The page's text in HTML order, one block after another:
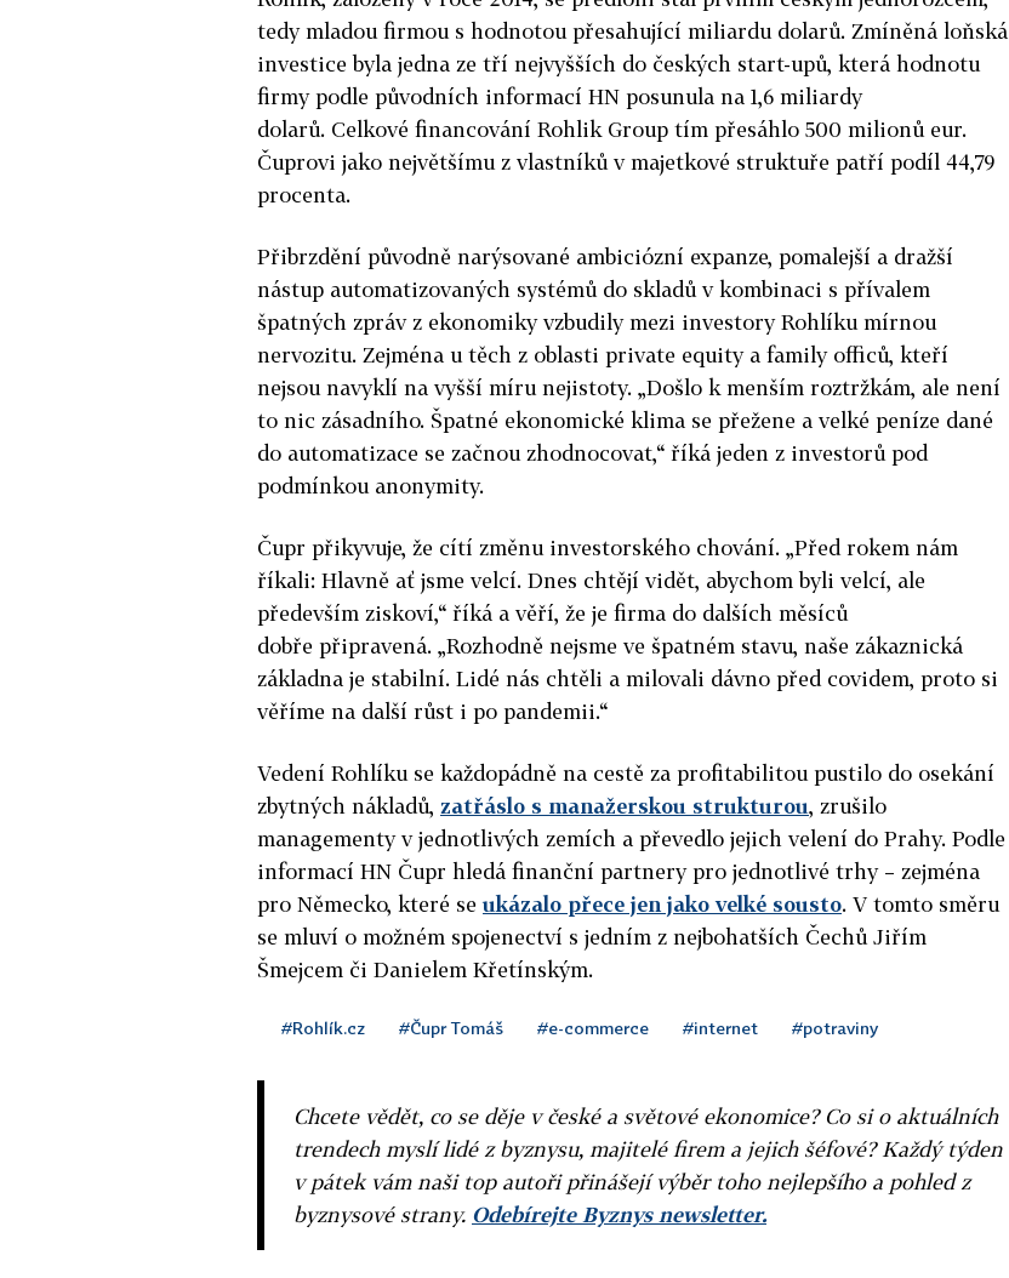
tedy mladou firmou s hodnotou přesahující miliardu dolarů. Zmíněná loňská
investice byla jedna ze tří nejvyšších do českých start-upů, která hodnotu
firmy podle původních informací HN posunula na 1,6 miliardy
dolarů. Celkové financování Rohlik Group tím přesáhlo 500 milionů eur.
Čuprovi jako největšímu z vlastníků v majetkové struktuře patří podíl 44,79
procenta.
Přibrzdění původně narýsované ambiciózní expanze, pomalejší a dražší
nástup automatizovaných systémů do skladů v kombinaci s přívalem
špatných zpráv z ekonomiky vzbudily mezi investory Rohlíku mírnou
nervozitu. Zejména u těch z oblasti private equity a family officů, kteří
nejsou navyklí na vyšší míru nejistoty. „Došlo k menším roztržkám, ale není
to nic zásadního. Špatné ekonomické klima se přežene a velké peníze dané
do automatizace se začnou zhodnocovat,“ říká jeden z investorů pod
podmínkou anonymity.
Čupr přikyvuje, že cítí změnu investorského chování. „Před rokem nám
říkali: Hlavně ať jsme velcí. Dnes chtějí vidět, abychom byli velcí, ale
především ziskoví,“ říká a věří, že je firma do dalších měsíců
dobře připravená. „Rozhodně nejsme ve špatném stavu, naše zákaznická
základna je stabilní. Lidé nás chtěli a milovali dávno před covidem, proto si
věříme na další růst i po pandemii.“
Vedení Rohlíku se každopádně na cestě za profitabilitou pustilo do osekání
zbytných nákladů, zatřáslo s manažerskou strukturou, zrušilo
managementy v jednotlivých zemích a převedlo jejich velení do Prahy. Podle
informací HN Čupr hledá finanční partnery pro jednotlivé trhy – zejména
pro Německo, které seukázalo přece jen jako velké sousto. V tomto směru
se mluví o možném spojenectví s jedním z nejbohatších Čechů Jiřím
Šmejcem či Danielem Křetínským.
#Rohlík.cz #Čupr Tomáš #e-commerce #internet #potraviny
Chcete vědět, co se děje v české a světové ekonomice? Co si o aktuálních
trendech myslí lidé z byznysu, majitelé firem a jejich šéfové? Každý týden
v pátek vám naši top autoři přinášejí výběr toho nejlepšího a pohled z
byznysové strany. Odebírejte Byznys newsletter.